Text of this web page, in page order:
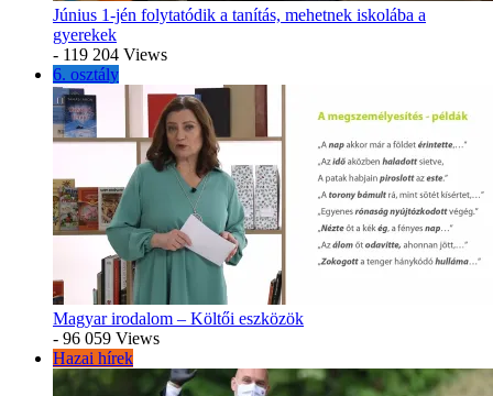
Június 1-jén folytatódik a tanítás, mehetnek iskolába a
gyerekek
- 119 204 Views
6. osztály
Magyar irodalom – Költői eszközök
- 96 059 Views
Hazai hírek